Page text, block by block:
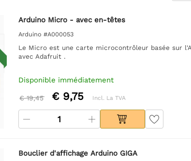
Arduino Micro - avec en-têtes
Arduino #A000053
Le Micro est une carte microcontrôleur basée sur
avec Adafruit .
Disponible immédiatement
€ 19,45 € 9,75 Incl. La TVA
Bouclier d'affichage Arduino GIGA